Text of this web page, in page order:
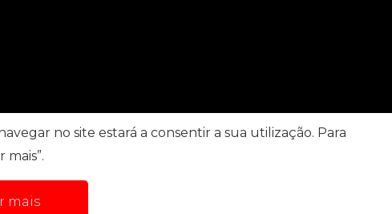
Dados pessoais
no site estará a consentir a sua utilização. Para
mais”.
mais